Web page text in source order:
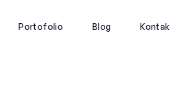
Portofolio Blog Kontak